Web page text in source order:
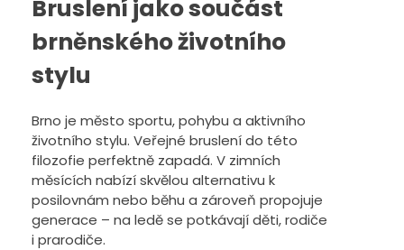
Bruslení jako součást
brněnského životního
stylu
Brno je město sportu, pohybu a aktivního
životního stylu. Veřejné bruslení do této
filozofie perfektně zapadá. V zimních
měsících nabízí skvělou alternativu k
posilovnám nebo běhu a zároveň propojuje
generace – na ledě se potkávají děti, rodiče
i prarodiče.